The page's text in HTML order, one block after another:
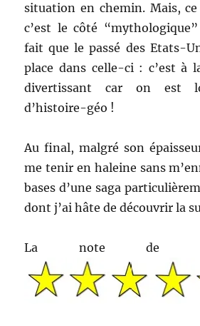
situation en chemin. Mais, ce
c’est le côté
fait que le passé des Etats-
place dans celle-ci : c’est à
divertissant car on est
d’histoire-géo !
Au final, malgré son
me tenir en haleine sans
bases d’une saga
dont j’ai hâte de découvrir la
La note de